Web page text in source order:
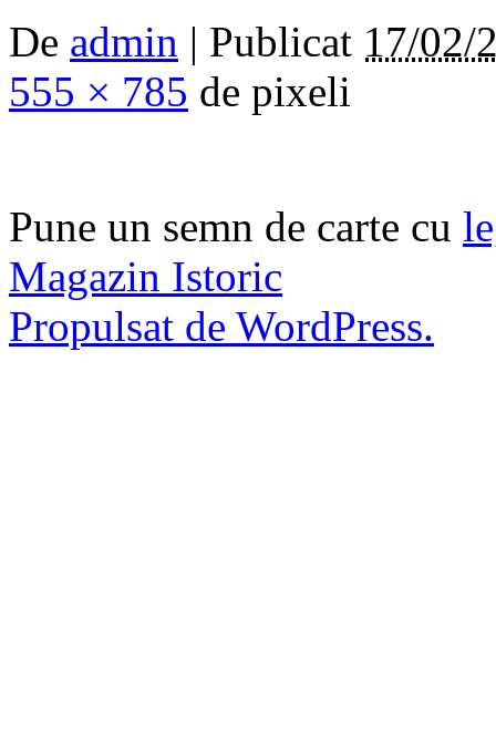
De admin | Publicat 17/02/
555 × 785 de pixeli
Pune un semn de carte cu
Magazin Istoric
Propulsat de WordPress.